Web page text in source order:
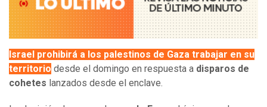
Israel prohibirá a los palestinos de Gaza trabajar en su
territorio desde el domingo en respuesta a disparos de
cohetes lanzados desde el enclave.